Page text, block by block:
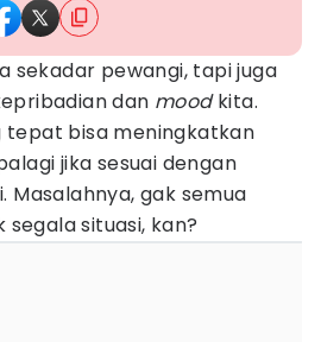
sekadar pewangi, tapi juga
dan moodkita.
tepat bisa meningkatkan
jika sesuai dengan
gak semua
situasi, kan?